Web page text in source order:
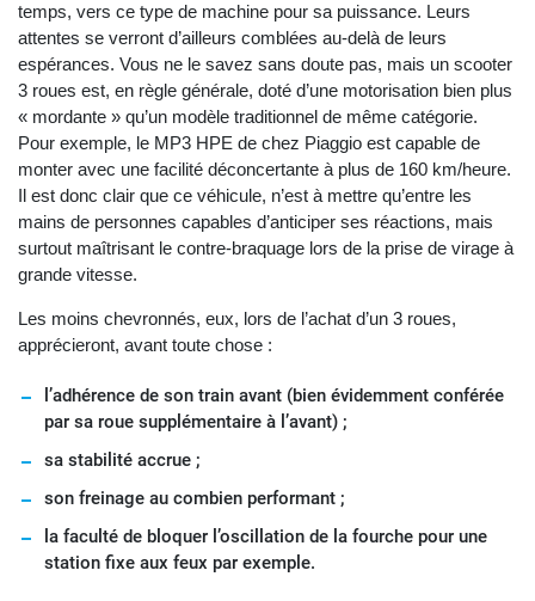
temps, vers ce type de machine pour sa puissance. Leurs
attentes se verront d’ailleurs comblées au-delà de leurs
espérances. Vous ne le savez sans doute pas, mais un scooter
3 roues est, en règle générale, doté d’une motorisation bien plus
« mordante » qu’un modèle traditionnel de même catégorie.
Pour exemple, le MP3 HPE de chez Piaggio est capable de
monter avec une facilité déconcertante à plus de 160 km/heure.
Il est donc clair que ce véhicule, n’est à mettre qu’entre les
mains de personnes capables d’anticiper ses réactions, mais
surtout maîtrisant le contre-braquage lors de la prise de virage à
grande vitesse.
Les moins chevronnés, eux, lors de l’achat d’un 3 roues,
apprécieront, avant toute chose :
l’adhérence de son train avant (bien évidemment conférée
par sa roue supplémentaire à l’avant) ;
sa stabilité accrue ;
son freinage au combien performant ;
la faculté de bloquer l’oscillation de la fourche pour une
station fixe aux feux par exemple.